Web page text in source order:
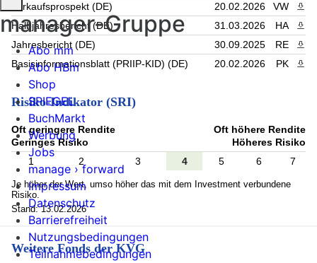
Verkaufsprospekt (DE) 20.02.2026 VW
Halbjahresbericht (DE)
31.03.2026 HA
Jahresbericht (DE)
30.09.2025 RE
Basisinformationsblatt (PRIIP-KID) (DE)
20.02.2026 PK
Risiko-Indikator (SRI)
Oft geringere Rendite
Geringes Risiko
Oft höhere Rendite
Höheres Risiko
1
2 3 4 5 6 7
Je höher der Wert, umso höher das mit dem Investment verbundene
Risiko.
Stand: 13.02.2026
Weitere Fonds der KVG
manager-Gruppe
Abo mm
Abo HBm
Shop
SPIEGEL
BuchMarkt
Werbung
Jobs
manage › forward
Impressum
Datenschutz
Barrierefreiheit
Nutzungsbedingungen
Teilnahmebedingungen